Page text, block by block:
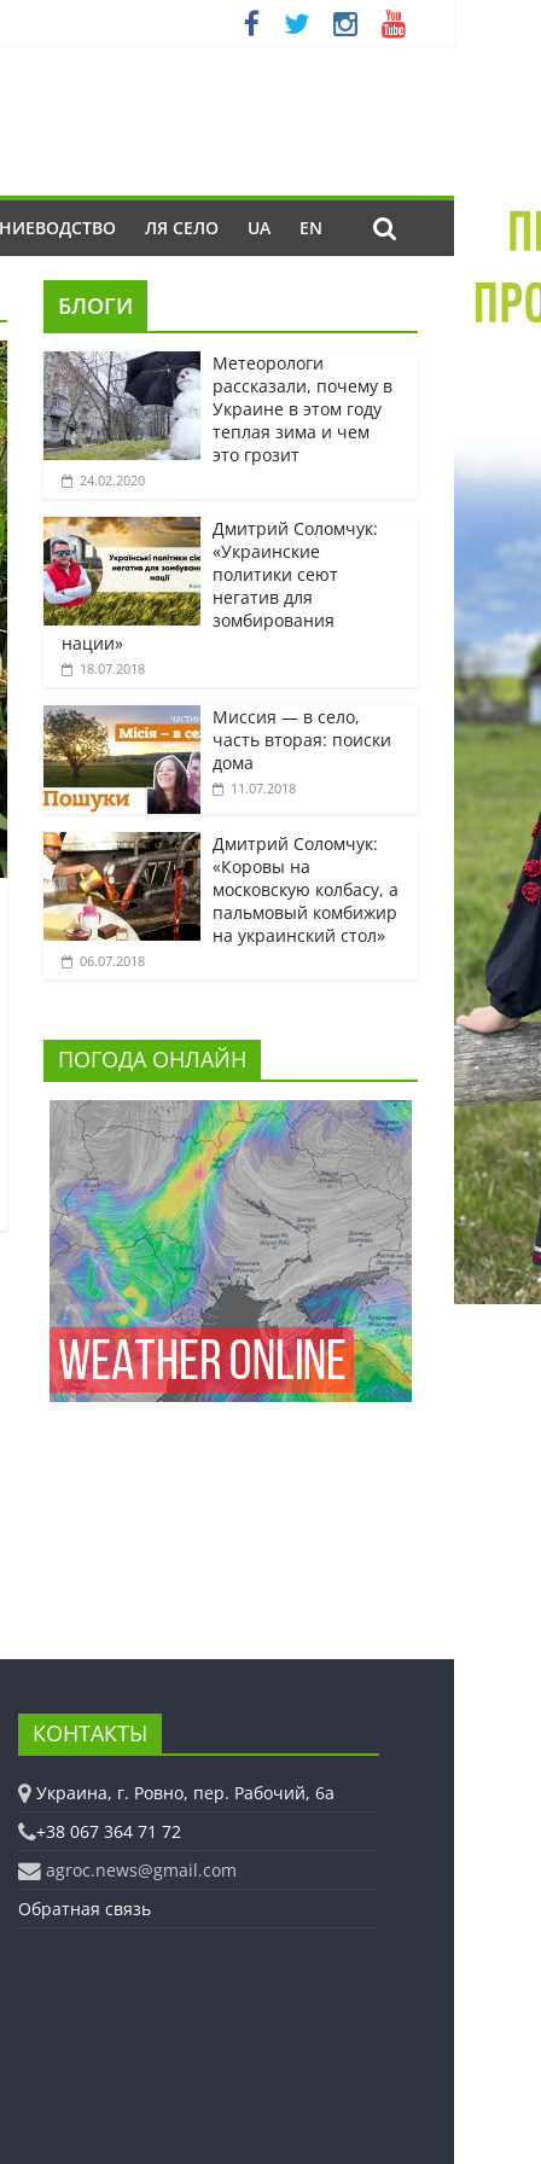
ЛЯ СЕЛО UA EN
БЛОГИ
Метеорологи
рассказали, почему в
Украине в этом году
теплая зима и чем
это грозит
24.02.2020
Дмитрий Соломчук:
«Украинские
политики сеют
негатив для
зомбирования
нации»
18.07.2018
Миссия — в село,
часть вторая: поиски
дома
11.07.2018
Дмитрий Соломчук:
«Коровы на
московскую колбасу, а
пальмовый комбижир
на украинский стол»
06.07.2018
ПОГОДА ОНЛАЙН
КОНТАКТЫ
Украина, г. Ровно, пер. Рабочий, 6а
+38 067 364 71 72
agroc.news@gmail.com
Обратная связь